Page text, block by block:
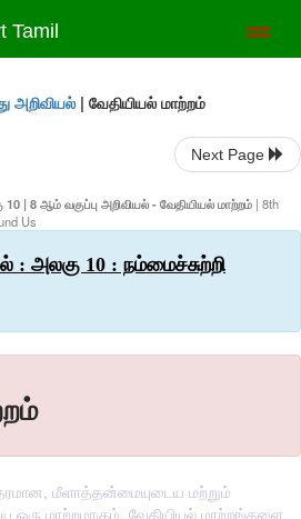
Tamil
அறிவியல் | வேதியியல் மாற்றம்
Next Page
| 8 ஆம் வகுப்பு அறிவியல் - வேதியியல் மாற்றம் | 8th
Us
: அலகு 10 : நம்மைச்சுற்றி
மீளாத்தன்மையுடைய மற்றும்
ஒரு மாற்றமாகும். வேதியியல் மாற்றங்களை